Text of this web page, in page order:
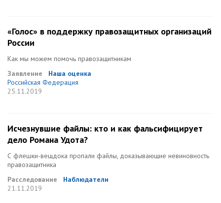
«Голос» в поддержку правозащитных организаций
России
Как мы можем помочь правозащитникам
Заявление
Наша оценка
Российская Федерация
25.11.2019
Исчезнувшие файлы: кто и как фальсифицирует
дело Романа Удота?
С флешки-вещдока пропали файлы, доказывающие невиновность
правозащитника
Расследование
Наблюдатели
21.11.2019